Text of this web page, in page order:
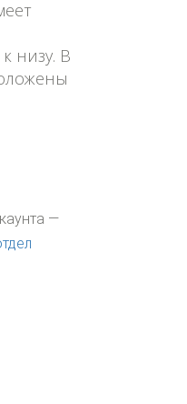
низу. В
—